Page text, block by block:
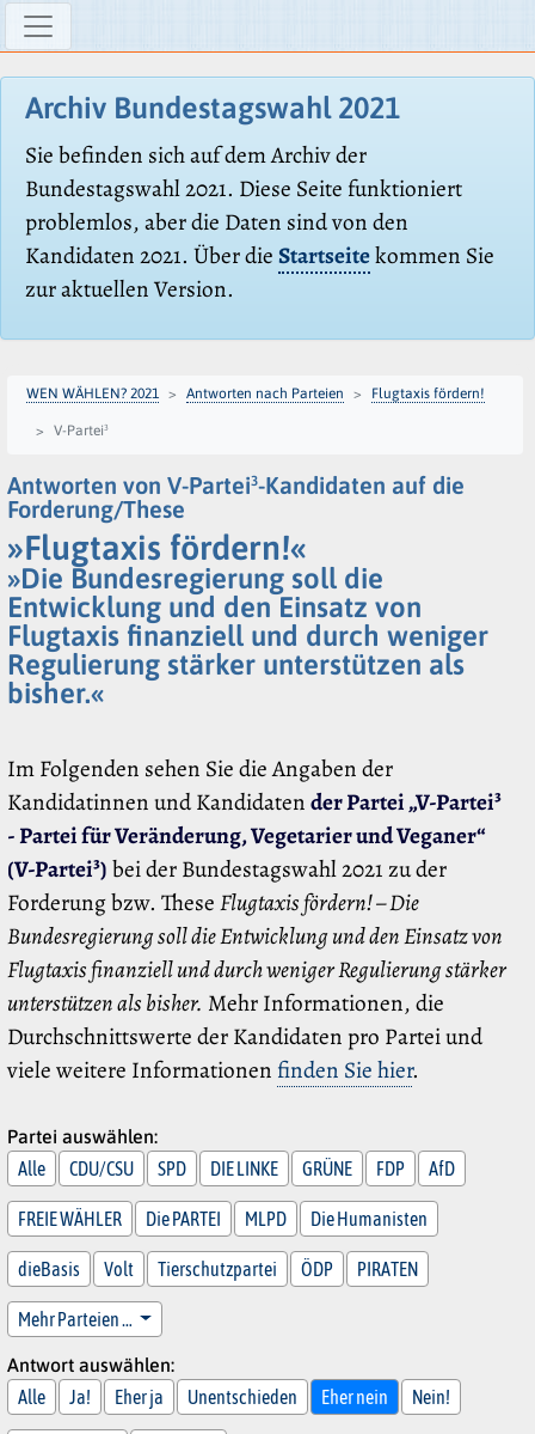
Archiv Bundestagswahl 2021
Sie befinden sich auf dem Archiv der
Bundestagswahl 2021. Diese Seite funktioniert
problemlos, aber die Daten sind von den
Kandidaten 2021. Über dieStartseitekommen Sie
zur aktuellen Version.
WEN WÄHLEN? 2021 Antworten nach Parteien Flugtaxis fördern!
V-Partei³
Antworten von V-Partei³-Kandidaten auf die
Forderung/These
»Flugtaxis fördern!«
»Die Bundesregierung soll die
Entwicklung und den Einsatz von
Flugtaxis finanziell und durch weniger
Regulierung stärker unterstützen als
bisher.«
Im Folgenden sehen Sie die Angaben der
Kandidatinnen und Kandidatender Partei „V-Partei³
- Partei für Veränderung, Vegetarier und Veganer“
(V-Partei³)bei der Bundestagswahl 2021 zu der
Forderung bzw. TheseFlugtaxis fördern! – Die
Bundesregierung soll die Entwicklung und den Einsatz von
Flugtaxis finanziell und durch weniger Regulierung stärker
unterstützen als bisher. Mehr Informationen, die
Durchschnittswerte der Kandidaten pro Partei und
viele weitere Informationen finden Sie hier.
Partei auswählen:
Alle
CDU/CSU SPD DIE LINKE GRÜNE FDP AfD
FREIE WÄHLER Die PARTEI MLPD Die Humanisten
dieBasis Volt Tierschutzpartei ÖDP PIRATEN
Mehr Parteien …
Antwort auswählen:
Alle
Ja! Eher ja Unentschieden Eher nein Nein!